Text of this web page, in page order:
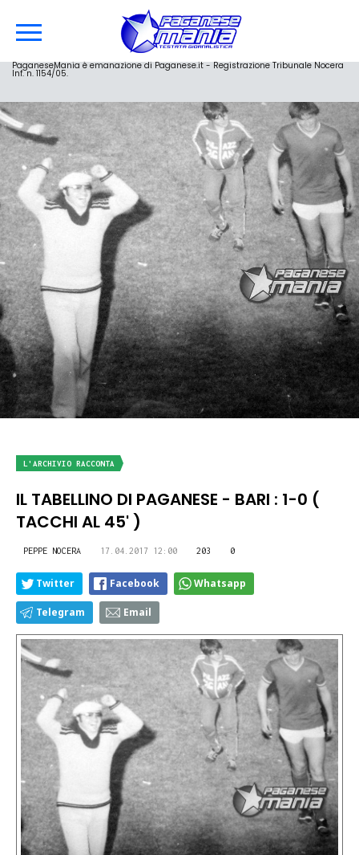
PaganeseMania è emanazione di Paganese.it - Registrazione Tribunale Nocera
Inf. n. 1154/05.
L'ARCHIVIO RACCONTA
IL TABELLINO DI PAGANESE - BARI : 1-0 (
TACCHI AL 45' )
PEPPE NOCERA 17.04.2017 12:00 203 0
Twitter Facebook Whatsapp
Telegram Email